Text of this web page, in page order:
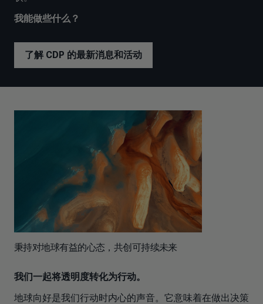
我能做些什么？
了解 CDP 的最新消息和活动
秉持对地球有益的心态，共创可持续未来
我们一起将透明度转化为行动。
地球向好是我们行动时内心的声音。它意味着在做出决策